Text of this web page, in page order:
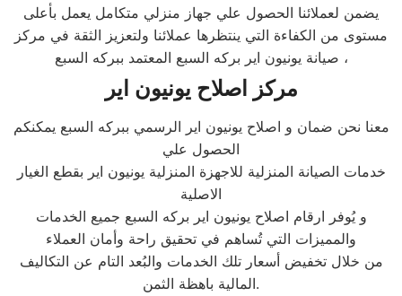
يضمن لعملائنا الحصول علي جهاز منزلي متكامل يعمل بأعلى
مستوى من الكفاءة التي ينتظرها عملائنا ولتعزيز الثقة في مركز
صيانة يونيون اير بركه السبع المعتمد ببركه السبع ،
مركز اصلاح يونيون اير
معنا نحن ضمان و اصلاح يونيون اير الرسمي ببركه السبع يمكنكم
الحصول علي
خدمات الصيانة المنزلية للاجهزة المنزلية يونيون اير بقطع الغيار
الاصلية
و يُوفر ارقام اصلاح يونيون اير بركه السبع جميع الخدمات
والمميزات التي تُساهم في تحقيق راحة وأمان العملاء
من خلال تخفيض أسعار تلك الخدمات والبُعد التام عن التكاليف
المالية باهظة الثمن.